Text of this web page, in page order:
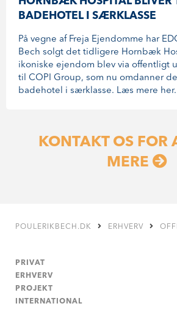
BADEHOTEL I SÆRKLASSE
På vegne af Freja Ejendomme har
Bech solgt det tidligere Hornbæk
ikoniske ejendom blev via offentligt
til COPI Group, som nu omdanner
badehotel i særklasse. Læs mere her.
KONTAKT OS FOR
MERE
POULERIKBECH.DK ERHVERV
PRIVAT
ERHVERV
PROJEKT
INTERNATIONAL